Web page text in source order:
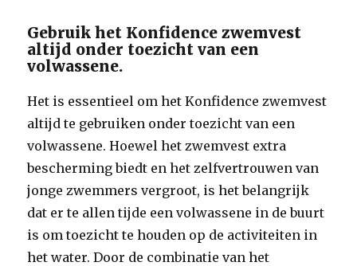
Gebruik het Konfidence zwemvest
altijd onder toezicht van een
volwassene.
Het is essentieel om het Konfidence zwemvest
altijd te gebruiken onder toezicht van een
volwassene. Hoewel het zwemvest extra
bescherming biedt en het zelfvertrouwen van
jonge zwemmers vergroot, is het belangrijk
dat er te allen tijde een volwassene in de buurt
is om toezicht te houden op de activiteiten in
het water. Door de combinatie van het